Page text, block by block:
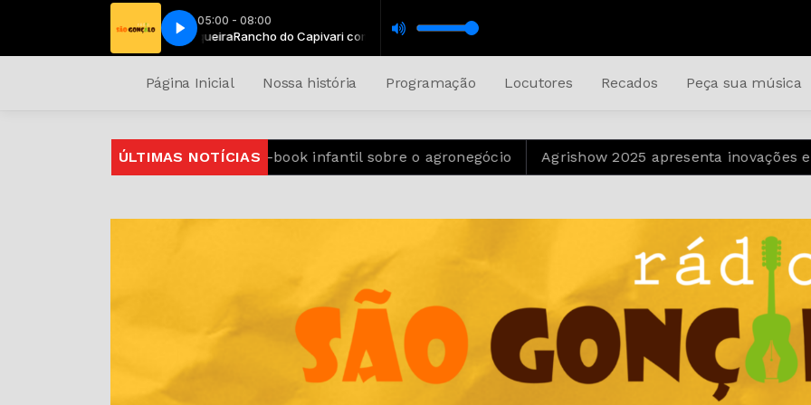
05:00 - 08:00
do Capivari com Toninho JunqueiraRancho do Capivari com Toninho Junqueira
Página Inicial Nossa história Programação Locutores Recados Peça sua música
ÚLTIMAS NOTÍCIAS
Agrishow 2025 lança e-book infantil sobre o agronegócio Agrishow 2025 apresenta inovações em